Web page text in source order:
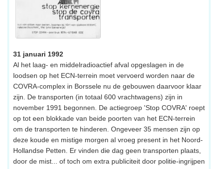
31 januari 1992
Al het laag- en middelradioactief afval opgeslagen in de
loodsen op het ECN-terrein moet vervoerd worden naar de
COVRA-complex in Borssele nu de gebouwen daarvoor klaar
zijn. De transporten (in totaal 600 vrachtwagens) zijn in
november 1991 begonnen. De actiegroep 'Stop COVRA' roept
op tot een blokkade van beide poorten van het ECN-terrein
om de transporten te hinderen. Ongeveer 35 mensen zijn op
deze koude en mistige morgen al vroeg present in het Noord-
Hollandse Petten. Er vinden die dag geen transporten plaats,
door de mist... of toch om extra publiciteit door politie-ingrijpen